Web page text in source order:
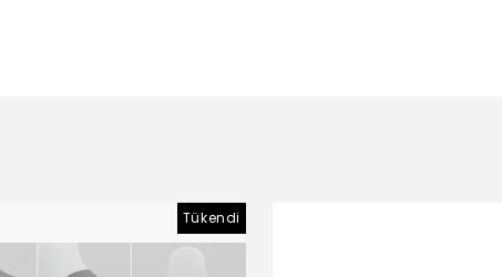
Tükendi